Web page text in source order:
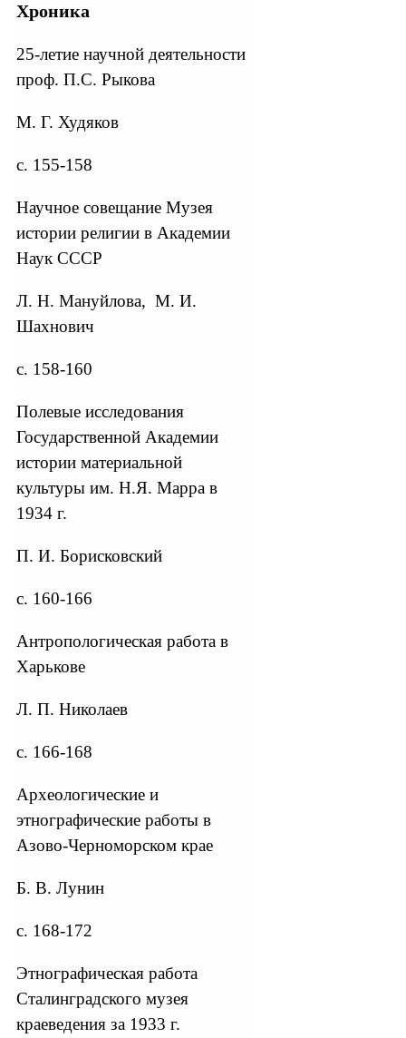
Хроника
25-летие научной деятельности
проф. П.С. Рыкова
М. Г. Худяков
с. 155-158
Научное совещание Музея
истории религии в Академии
Наук СССР
Л. Н. Мануйлова, М. И.
Шахнович
с. 158-160
Полевые исследования
Государственной Академии
истории материальной
культуры им. Н.Я. Марра в
1934 г.
П. И. Борисковский
с. 160-166
Антропологическая работа в
Харькове
Л. П. Николаев
с. 166-168
Археологические и
этнографические работы в
Азово-Черноморском крае
Б. В. Лунин
с. 168-172
Этнографическая работа
Сталинградского музея
краеведения за 1933 г.